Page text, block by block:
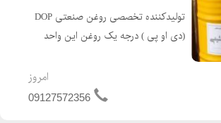
تولیدکننده تخصصی روغن صنعتی DOP
(دی او پی ) درجه یک روغن این واحد
خلوص 99/8 عرضه می شود. قیمت روغن
دی او پی در این واحد تولیدی همواره با
امروز
09127572356